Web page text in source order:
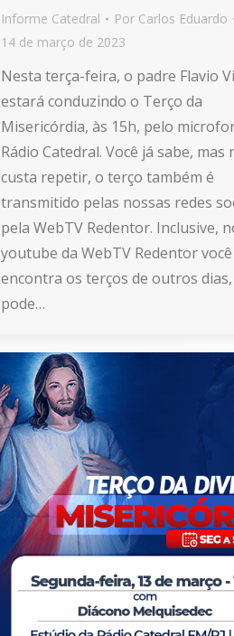
Informe Catedral Por Carlos Eduardo
14 de março de 2023
Nesta terça-feira, o padre Flavio
estará conduzindo o Terço da
Misericórdia, às 15h, pelo
Rádio Catedral. Você já sabe, mas
custa repetir, o terço também é
transmitido pelas nossas redes
pela WebTV Redentor. Inclusive,
youtube da WebTV Redentor você
encontra os terços de outros
pode…